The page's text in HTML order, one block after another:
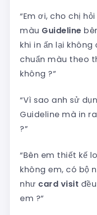
“Em ơi, cho chị
màu Guideline
khi in ấn lại
chuẩn màu theo
không ?”
“Vì sao anh sử
Guideline mà in
?”
“Bên em thiết kế
không em, có bộ
như card visit
em ?”